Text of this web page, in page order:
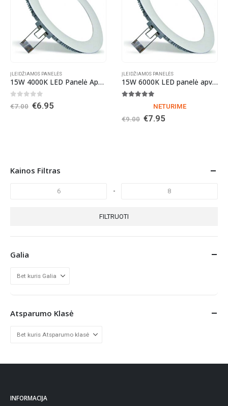
ĮLEIDŽIAMOS PANELĖS
15W 4000K LED Panelė Apvali Naturali Balta Šviesa
out of 5
€7.00 Original
€6.95Current
ĮLEIDŽIAMOS PANELĖS
15W 6000K LED panelė apvali
NETURIME
€9.00 Original
€7.95Current
Kainos Filtras
-
FILTRUOTI
Galia
Atsparumo Klasė
INFORMACIJA